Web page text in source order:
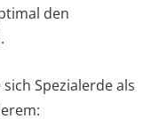
den
Spezialerde als